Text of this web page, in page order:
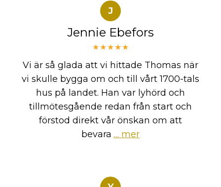
J
Jennie Ebefors
★★★★★
Vi är så glada att vi hittade Thomas när
vi skulle bygga om och till vårt 1700-tals
hus på landet. Han var lyhörd och
tillmötesgående redan från start och
förstod direkt vår önskan om att
bevara … mer